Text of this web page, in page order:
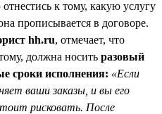
к тому, какую услугу
прописывается в договоре.
hh.ru, отмечает, что
должна носить разовый
сроки исполнения: «Если
ваши заказы, и вы его
рисковать. После